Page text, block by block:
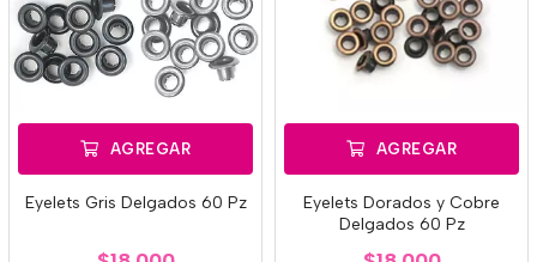
AGREGAR
Eyelets Gris Delgados 60 Pz
AGREGAR
Eyelets Dorados y Cobre
Delgados 60 Pz